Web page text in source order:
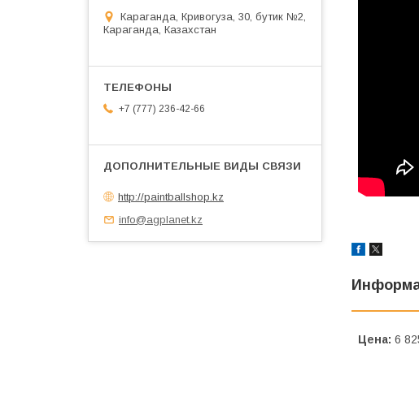
Цена: 6
Караганда, Кривогуза, 30, бутик №2,
Караганда, Казахстан
+7 (777) 236-42-66
http://paintballshop.kz
info@agplanet.kz